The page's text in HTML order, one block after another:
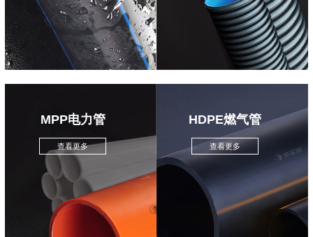
MPP电力管
查看更多
HDPE燃气管
查看更多